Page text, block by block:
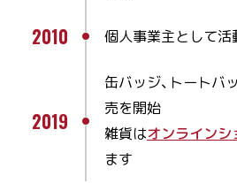
2010 個人事業主として活
2019
缶バッジ、トートバ
売を開始
雑貨はオンラインシ
ます